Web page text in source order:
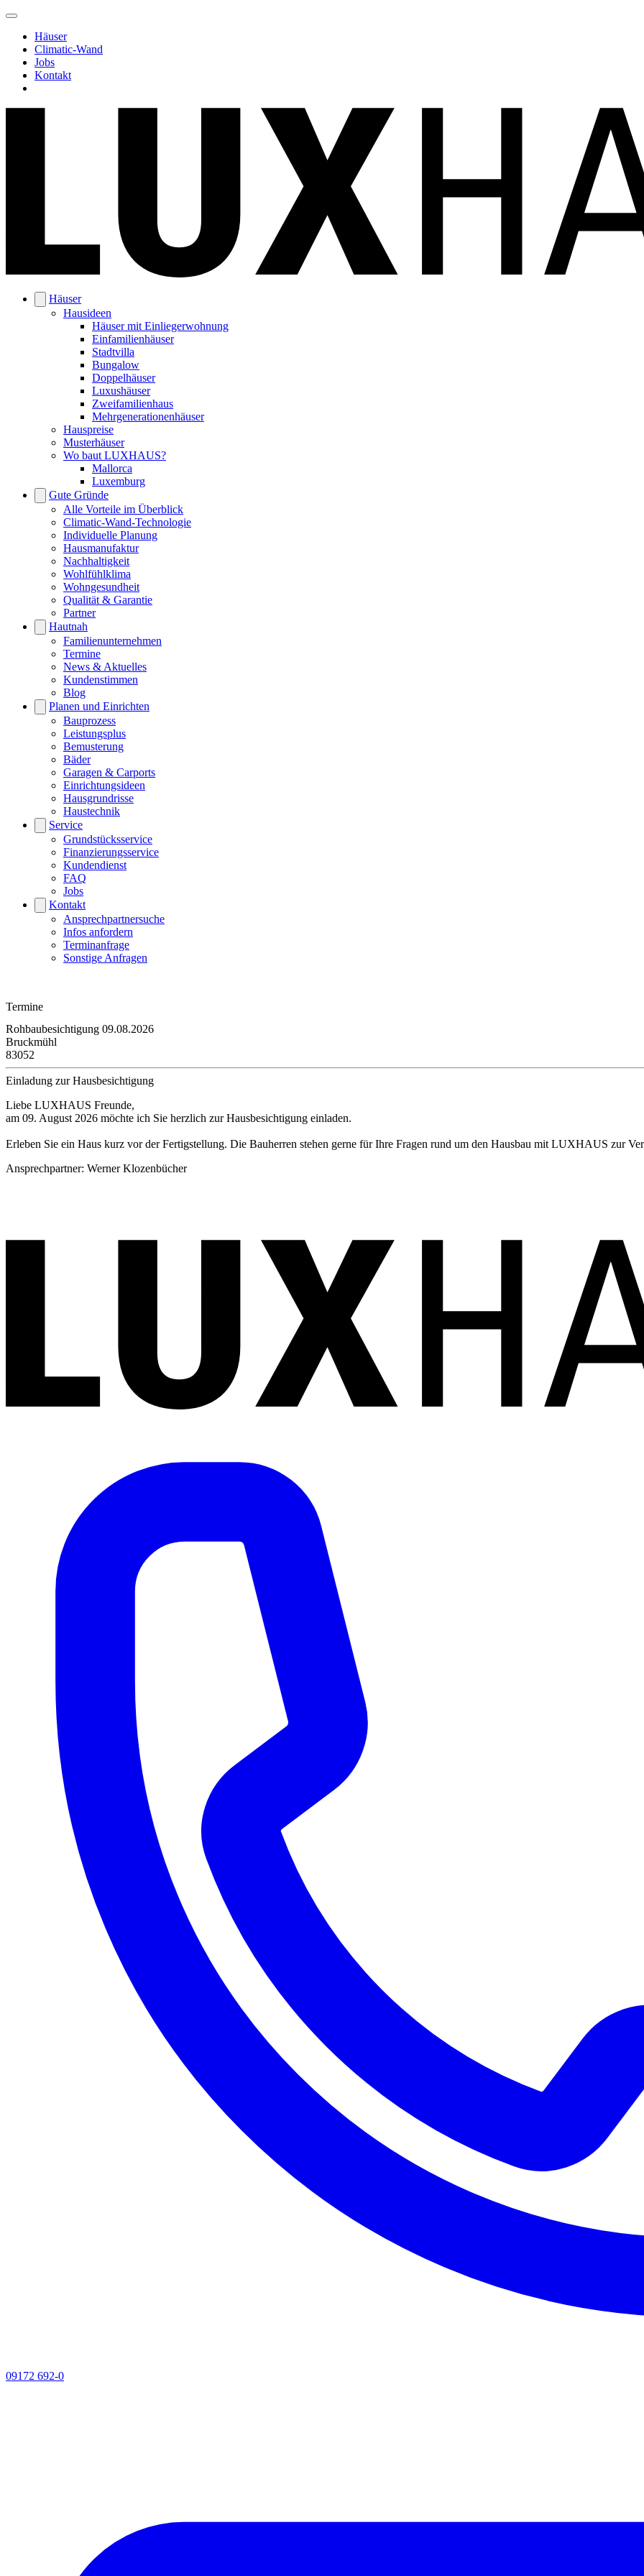
Häuser
Climatic-Wand
Jobs
Kontakt
Häuser
Hausideen
Häuser mit Einliegerwohnung
Einfamilienhäuser
Stadtvilla
Bungalow
Doppelhäuser
Luxushäuser
Zweifamilienhaus
Mehrgenerationenhäuser
Hauspreise
Musterhäuser
Wo baut LUXHAUS?
Mallorca
Luxemburg
Gute Gründe
Alle Vorteile im Überblick
Climatic-Wand-Technologie
Individuelle Planung
Hausmanufaktur
Nachhaltigkeit
Wohlfühlklima
Wohngesundheit
Qualität & Garantie
Partner
Hautnah
Familienunternehmen
Termine
News & Aktuelles
Kundenstimmen
Blog
Planen und Einrichten
Bauprozess
Leistungsplus
Bemusterung
Bäder
Garagen & Carports
Einrichtungsideen
Hausgrundrisse
Haustechnik
Service
Grundstücksservice
Finanzierungsservice
Kundendienst
FAQ
Jobs
Kontakt
Ansprechpartnersuche
Infos anfordern
Terminanfrage
Sonstige Anfragen
Termine
Rohbaubesichtigung 09.08.2026
Bruckmühl
83052
Einladung zur Hausbesichtigung
Liebe LUXHAUS Freunde,
am 09. August 2026 möchte ich Sie herzlich zur Hausbesichtigung einladen.
Erleben Sie ein Haus kurz vor der Fertigstellung. Die Bauherren stehen gerne für Ihre Fragen rund um den Hausbau mit LUXHAUS zur
Ansprechpartner: Werner Klozenbücher
09172 692-0